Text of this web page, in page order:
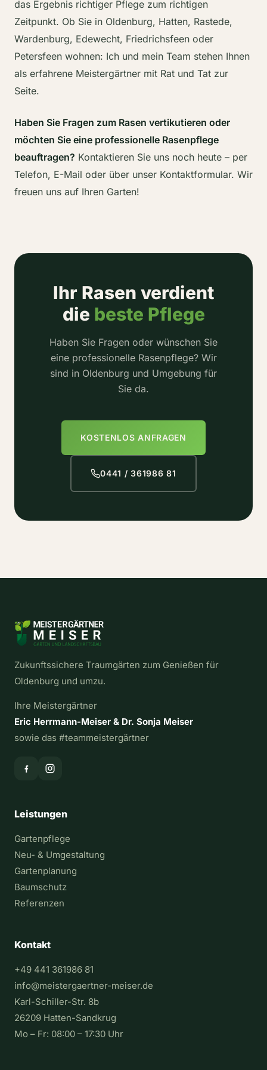
das Ergebnis richtiger Pflege zum richtigen
Zeitpunkt. Ob Sie in Oldenburg, Hatten, Rastede,
Wardenburg, Edewecht, Friedrichsfeen oder
Petersfeen wohnen: Ich und mein Team stehen Ihnen
als erfahrene Meistergärtner mit Rat und Tat zur
Seite.
Haben Sie Fragen zum Rasen vertikutieren oder
möchten Sie eine professionelle Rasenpflege
beauftragen? Kontaktieren Sie uns noch heute – per
Telefon, E-Mail oder über unser Kontaktformular. Wir
freuen uns auf Ihren Garten!
Ihr Rasen verdient
die beste Pflege
Haben Sie Fragen oder wünschen Sie
eine professionelle Rasenpflege? Wir
sind in Oldenburg und Umgebung für
Sie da.
KOSTENLOS ANFRAGEN
0441 / 361986 81
Zukunftssichere Traumgärten zum Genießen für
Oldenburg und umzu.
Ihre Meistergärtner
Eric Herrmann-Meiser & Dr. Sonja Meiser
sowie das #teammeistergärtner
Leistungen
Gartenpflege
Neu- & Umgestaltung
Gartenplanung
Baumschutz
Referenzen
Kontakt
+49 441 361986 81
info@meistergaertner-meiser.de
Karl-Schiller-Str. 8b
26209 Hatten-Sandkrug
Mo – Fr: 08:00 – 17:30 Uhr